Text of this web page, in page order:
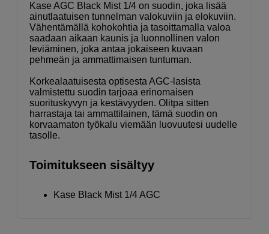
Kase AGC Black Mist 1/4 on suodin, joka lisää
ainutlaatuisen tunnelman valokuviin ja elokuviin.
Vähentämällä kohokohtia ja tasoittamalla valoa
saadaan aikaan kaunis ja luonnollinen valon
leviäminen, joka antaa jokaiseen kuvaan
pehmeän ja ammattimaisen tuntuman.
Korkealaatuisesta optisesta AGC-lasista
valmistettu suodin tarjoaa erinomaisen
suorituskyvyn ja kestävyyden. Olitpa sitten
harrastaja tai ammattilainen, tämä suodin on
korvaamaton työkalu viemään luovuutesi uudelle
tasolle.
Toimitukseen sisältyy
Kase Black Mist 1/4 AGC